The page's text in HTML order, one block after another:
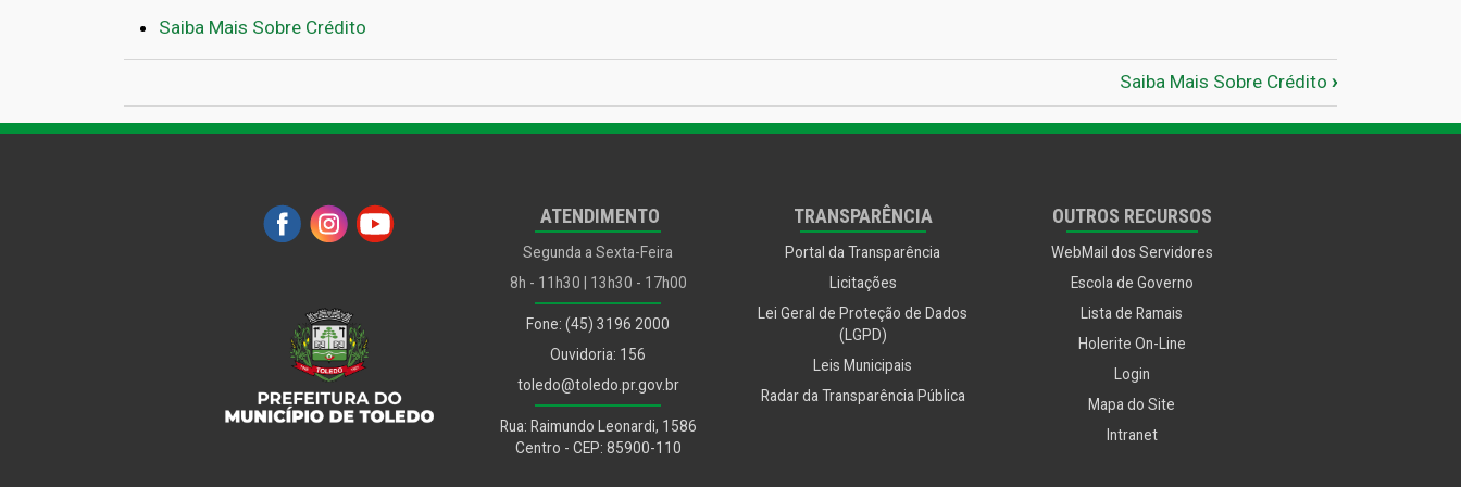
Saiba Mais Sobre Crédito
Saiba Mais Sobre Crédito ›
ATENDIMENTO
Segunda a Sexta-Feira
8h - 11h30 | 13h30 - 17h00
Fone: (45) 3196 2000
Ouvidoria: 156
toledo@toledo.pr.gov.br
Rua: Raimundo Leonardi, 1586
Centro - CEP: 85900-110
TRANSPARÊNCIA
Portal da Transparência
Licitações
Lei Geral de Proteção de Dados
(LGPD)
Leis Municipais
Radar da Transparência Pública
OUTROS RECURSOS
WebMail dos Servidores
Escola de Governo
Lista de Ramais
Holerite On-Line
Login
Mapa do Site
Intranet